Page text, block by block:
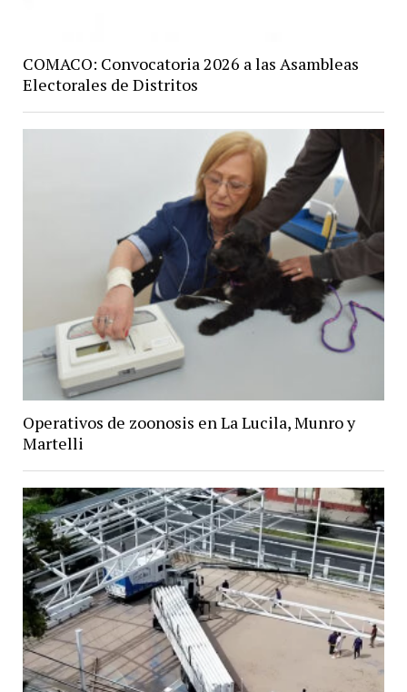
COMACO: Convocatoria 2026 a las Asambleas
Electorales de Distritos
Operativos de zoonosis en La Lucila, Munro y
Martelli